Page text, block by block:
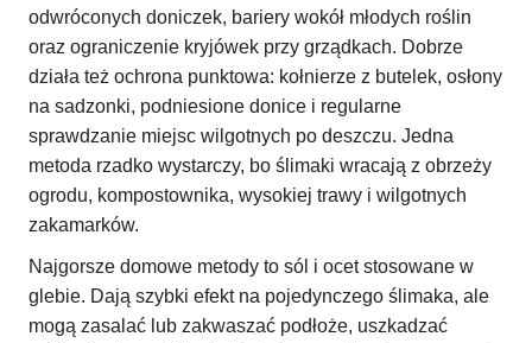
odwróconych doniczek, bariery wokół młodych roślin
oraz ograniczenie kryjówek przy grządkach. Dobrze
działa też ochrona punktowa: kołnierze z butelek, osłony
na sadzonki, podniesione donice i regularne
sprawdzanie miejsc wilgotnych po deszczu. Jedna
metoda rzadko wystarczy, bo ślimaki wracają z obrzeży
ogrodu, kompostownika, wysokiej trawy i wilgotnych
zakamarków.
Najgorsze domowe metody to sól i ocet stosowane w
glebie. Dają szybki efekt na pojedynczego ślimaka, ale
mogą zasalać lub zakwaszać podłoże, uszkadzać